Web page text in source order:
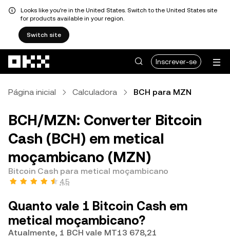
Looks like you're in the United States. Switch to the United States site
for products available in your region.
Switch site
Inscrever-se
Página inicial Calculadora BCH para MZN
BCH/MZN: Converter Bitcoin
Cash (BCH) em metical
moçambicano (MZN)
Bitcoin Cash para metical moçambicano
4,5
Quanto vale 1 Bitcoin Cash em
metical moçambicano?
Atualmente, 1 BCH vale MT13 678,21